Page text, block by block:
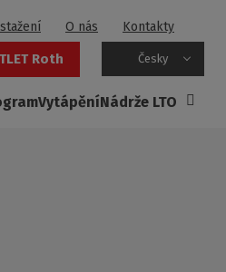
O nás Kontakty
Roth Česky
VytápěníNádrže LTO